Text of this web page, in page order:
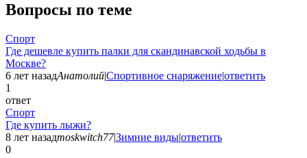
Вопросы по теме
Спорт
Где дешевле купить палки для скандинавской ходьбы в
Москве?
6 лет назадАнатолий|Спортивное снаряжение|ответить
1
ответ
Спорт
Где купить лыжи?
8 лет назадmoskwitch77|Зимние виды|ответить
0